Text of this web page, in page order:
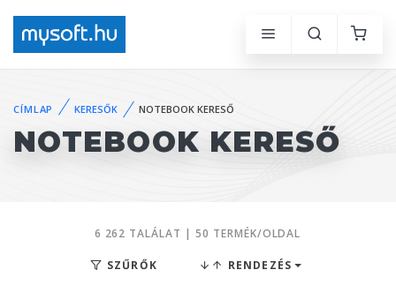
CÍMLAP KERESŐK NOTEBOOK KERESŐ
NOTEBOOK KERESŐ
6 262 TALÁLAT | 50 TERMÉK/OLDAL
SZŰRŐK RENDEZÉS